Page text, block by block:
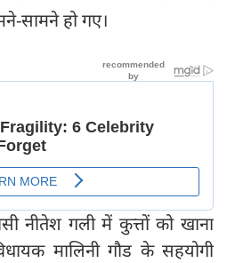
हो गए।
नीतेश गली में कुत्तों को खाना
मालिनी गौड के सहयोगी